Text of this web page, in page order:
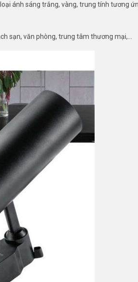
ánh sáng trắng, vàng, trung tính tương
sạn, văn phòng, trung tâm thương mại,…